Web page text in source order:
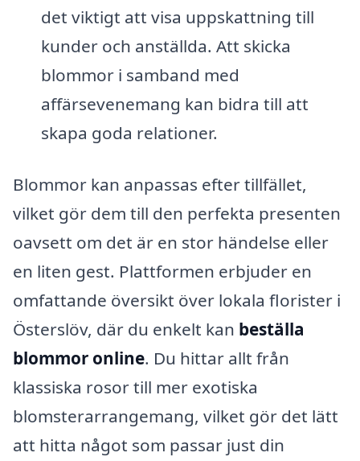
det viktigt att visa uppskattning till
kunder och anställda. Att skicka
blommor i samband med
affärsevenemang kan bidra till att
skapa goda relationer.
Blommor kan anpassas efter tillfället,
vilket gör dem till den perfekta presenten
oavsett om det är en stor händelse eller
en liten gest. Plattformen erbjuder en
omfattande översikt över lokala florister i
Österslöv, där du enkelt kan beställa
blommor online. Du hittar allt från
klassiska rosor till mer exotiska
blomsterarrangemang, vilket gör det lätt
att hitta något som passar just din